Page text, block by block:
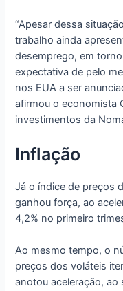
“Apesar dessa
trabalho ainda
desemprego, em
expectativa de pelo
nos EUA a ser
afirmou o economista
investimentos da
Inflação
Já o índice de preços
ganhou força, ao
4,2% no primeiro
Ao mesmo tempo, o
preços dos voláteis
anotou aceleração, ao